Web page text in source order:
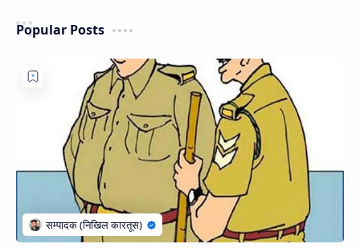
Popular Posts